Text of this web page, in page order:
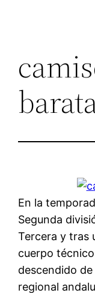
En la
Segunda
Tercera y tras
cuerpo
descendido
regional